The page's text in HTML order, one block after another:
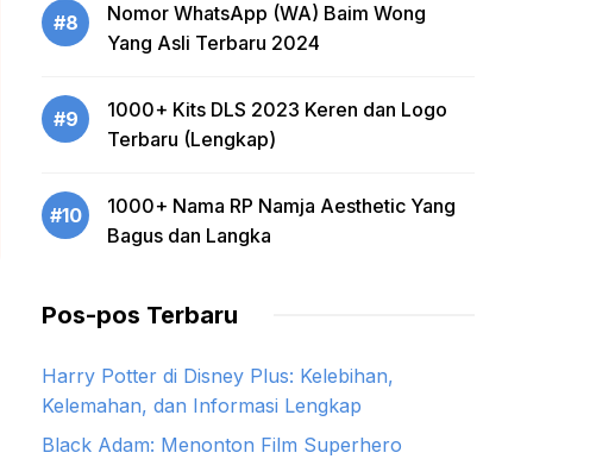
#8
Nomor WhatsApp (WA) Baim Wong
Yang Asli Terbaru 2024
#9
1000+ Kits DLS 2023 Keren dan Logo
Terbaru (Lengkap)
#10
1000+ Nama RP Namja Aesthetic Yang
Bagus dan Langka
Pos-pos Terbaru
Harry Potter di Disney Plus: Kelebihan,
Kelemahan, dan Informasi Lengkap
Black Adam: Menonton Film Superhero